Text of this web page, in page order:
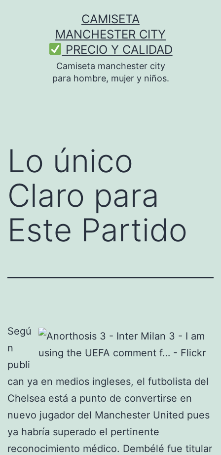
CAMISETA
MANCHESTER CITY
PRECIO Y CALIDAD
Camiseta manchester city
para hombre, mujer y niños.
Lo único
Claro para
Este Partido
Segú
n
publi
can ya en medios ingleses, el futbolista del
Chelsea está a punto de convertirse en
nuevo jugador del Manchester United pues
ya habría superado el pertinente
reconocimiento médico. Dembélé fue titular